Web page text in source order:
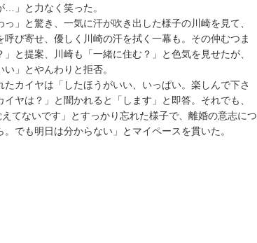
…」と力なく笑った。
」と驚き、一気に汗が吹き出した様子の川崎を見て、
び寄せ、優しく川崎の汗を拭く一幕も。その仲むつま
と提案、川崎も「一緒に住む？」と色気を見せたが、
」とやんわりと拒否。
カイヤは「したほうがいい、いっぱい。楽しんで下さ
ヤは？」と聞かれると「します」と即答。それでも、
てないです」とすっかり忘れた様子で、離婚の意志につ
でも明日は分からない」とマイペースを貫いた。